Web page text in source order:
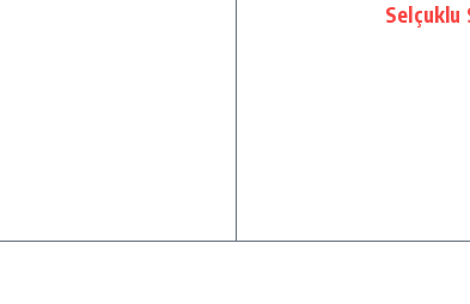
Selçuklu